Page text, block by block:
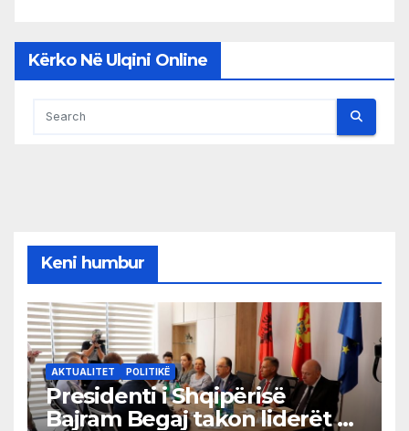
Kërko Në Ulqini Online
Keni humbur
AKTUALITET POLITIKË
Presidenti i Shqipërisë
Bajram Begaj takon liderët e